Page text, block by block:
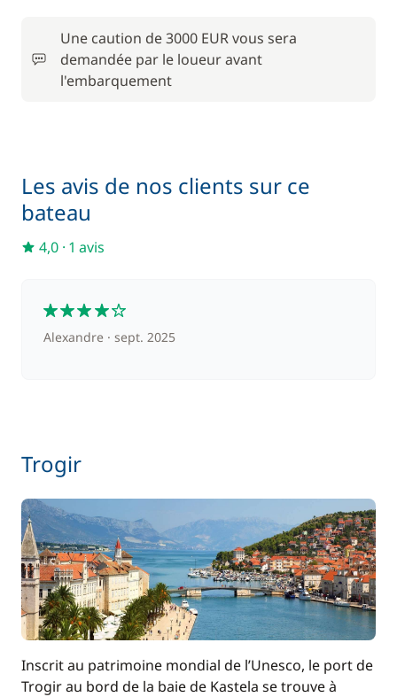
Cuisinier (repas non inclus)
Hôtesse (repas non inclus)
Kayak
Une caution de 3000 EUR vous sera
demandée par le loueur avant
l'embarquement
Les avis de nos clients sur ce
bateau
4,0 · 1 avis
Alexandre sept. 2025
Trogir
Inscrit au patrimoine mondial de l’Unesco, le port de
Trogir au bord de la baie de Kastela se trouve à